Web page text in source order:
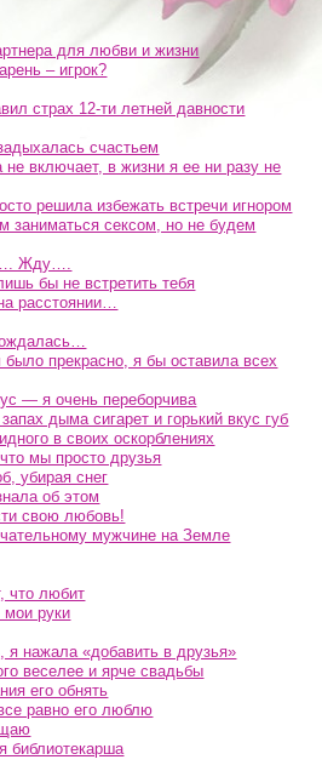
для любви и жизни
– игрок?
страх 12-ти летней давности
счастьем
не включает, в жизни я ее ни разу не
решила избежать встречи игнором
заниматься сексом, но не будем
Жду….
бы не встретить тебя
расстоянии…
прекрасно, я бы оставила всех
— я очень переборчива
дыма сигарет и горький вкус губ
в своих оскорблениях
мы просто друзья
убирая снег
об этом
свою любовь!
мужчине на Земле
что любит
мои руки
я нажала «добавить в друзья»
веселее и ярче свадьбы
его обнять
равно его люблю
библиотекарша